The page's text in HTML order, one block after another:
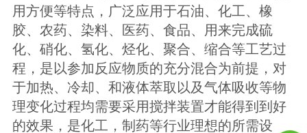
用方便等特点，广泛应用于石油、化工、橡
胶、农药、染料、医药、食品、用来完成硫
化、硝化、氢化、烃化、聚合、缩合等工艺过
程，是以参加反应物质的充分混合为前提，对
于加热、冷却、和液体萃取以及气体吸收等物
理变化过程均需要采用搅拌装置才能得到到好
的效果，是化工，制药等行业理想的所需设